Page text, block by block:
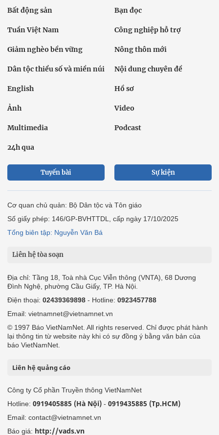
Bất động sản Bạn đọc
Tuần Việt Nam Công nghiệp hỗ trợ
Giảm nghèo bền vững Nông thôn mới
Dân tộc thiểu số và miền núi Nội dung chuyên đề
English Hồ sơ
Ảnh Video
Multimedia Podcast
24h qua
Tuyến bài Sự kiện
Cơ quan chủ quản: Bộ Dân tộc và Tôn giáo
Số giấy phép: 146/GP-BVHTTDL, cấp ngày 17/10/2025
Tổng biên tập: Nguyễn Văn Bá
Liên hệ tòa soạn
Địa chỉ: Tầng 18, Toà nhà Cục Viễn thông (VNTA), 68 Dương
Đình Nghệ, phường Cầu Giấy, TP. Hà Nội.
Điện thoại: 02439369898 - Hotline: 0923457788
Email: vietnamnet@vietnamnet.vn
© 1997 Báo VietNamNet. All rights reserved. Chỉ được phát hành
lại thông tin từ website này khi có sự đồng ý bằng văn bản của
báo VietNamNet.
Liên hệ quảng cáo
Công ty Cổ phần Truyền thông VietNamNet
Hotline: 0919405885 (Hà Nội) - 0919435885 (Tp.HCM)
Email: contact@vietnamnet.vn
Báo giá: http://vads.vn